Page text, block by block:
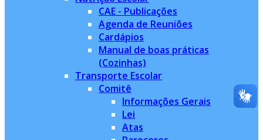
CAE - Publicações
Agenda de Reuniões
Cardápios
Manual de boas práticas
(Cozinhas)
Transporte Escolar
Comitê
Informações Gerais
Lei
Atas